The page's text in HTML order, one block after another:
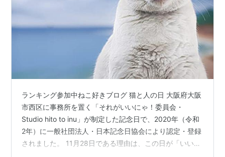
ランキング参加中ねこ好きブログ 猫と人の日 大阪府大阪
市西区に事務所を置く「それがいいにゃ！委員会・
Studio hito to inu」が制定した記念日で、2020年（令和
2年）に一般社団法人・日本記念日協会により認定・登録
されました。 11月28日である理由は、この日が「いい